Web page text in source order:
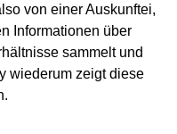
von einer Auskunftei,
Informationen über
sammelt und
wiederum zeigt diese